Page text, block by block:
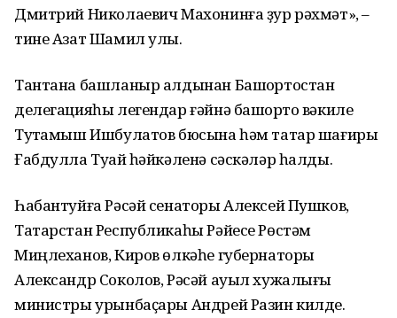
Дмитрий Николаевич Махонинға ҙур рәхмәт», –
тине Азат Шамил улы.
Тантана башланыр алдынан Башҡортостан
делегацияһы легендар ғәйнә башҡорто вәкиле
Туҡтамыш Ишбулатов бюсына һәм татар шағиры
Ғабдулла Туҡай һәйкәленә сәскәләр һалды.
Һабантуйға Рәсәй сенаторы Алексей Пушков,
Татарстан Республикаһы Рәйесе Рөстәм
Миңлеханов, Киров өлкәһе губернаторы
Александр Соколов, Рәсәй ауыл хужалығы
министры урынбаҫары Андрей Разин килде.